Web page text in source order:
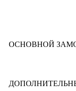
ОСНОВНОЙ